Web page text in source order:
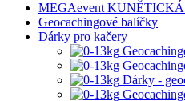
MEGAevent
Geocachingové balíčky
Dárky pro kačery
Dárky -